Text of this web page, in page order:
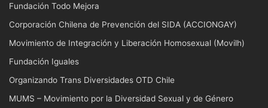
Fundación Todo Mejora
Corporación Chilena de Prevención del SIDA (ACCIONGAY)
Movimiento de Integración y Liberación Homosexual (Movilh)
Fundación Iguales
Organizando Trans Diversidades OTD Chile
MUMS – Movimiento por la Diversidad Sexual y de Género